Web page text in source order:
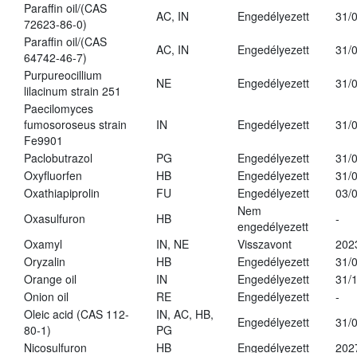
Paraffin oil/(CAS
72623-86-0)
AC, IN Engedélyezett
31/
Paraffin oil/(CAS
64742-46-7)
AC, IN Engedélyezett
31/
Purpureocillium
lilacinum strain 251
NE Engedélyezett
31/
Paecilomyces
fumosoroseus strain
Fe9901
IN Engedélyezett 31/
Paclobutrazol PG Engedélyezett
31/
Oxyfluorfen
HB Engedélyezett
31/
Oxathiapiprolin
FU Engedélyezett
03/
Oxasulfuron
HB
Nem
engedélyezett
-
Oxamyl
IN, NE Visszavont
Oryzalin
HB Engedélyezett
31/
Orange oil
IN Engedélyezett
31/
Onion oil
RE Engedélyezett
-
Oleic acid (CAS 112-
80-1)
IN, AC, HB,
PG
Engedélyezett
31/
Nicosulfuron
HB Engedélyezett